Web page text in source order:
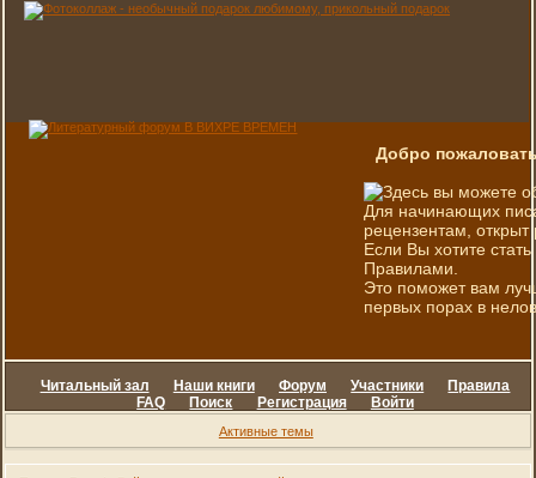
Добро
Здесь вы можете
Для начинающих
рецензентам, открыт
Если Вы хотите
Правилами.
Это поможет вам
первых порах в
Читальный зал Наши книги Форум Участники
Правила
FAQ
Поиск Регистрация Войти
Активные темы